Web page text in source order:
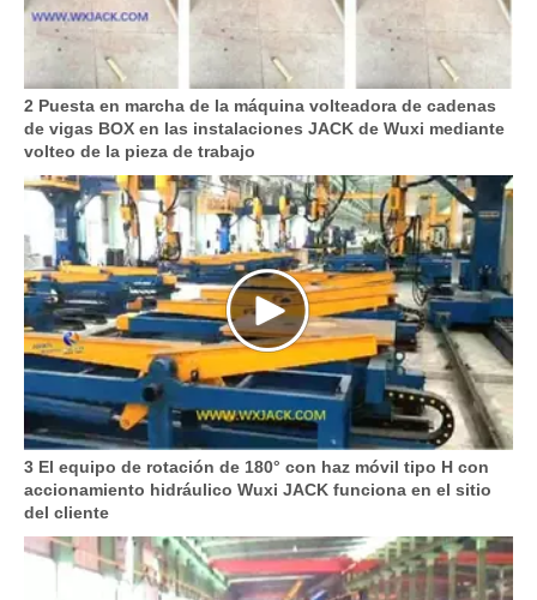
2 Puesta en marcha de la máquina volteadora de cadenas
de vigas BOX en las instalaciones JACK de Wuxi mediante
volteo de la pieza de trabajo
3 El equipo de rotación de 180° con haz móvil tipo H con
accionamiento hidráulico Wuxi JACK funciona en el sitio
del cliente